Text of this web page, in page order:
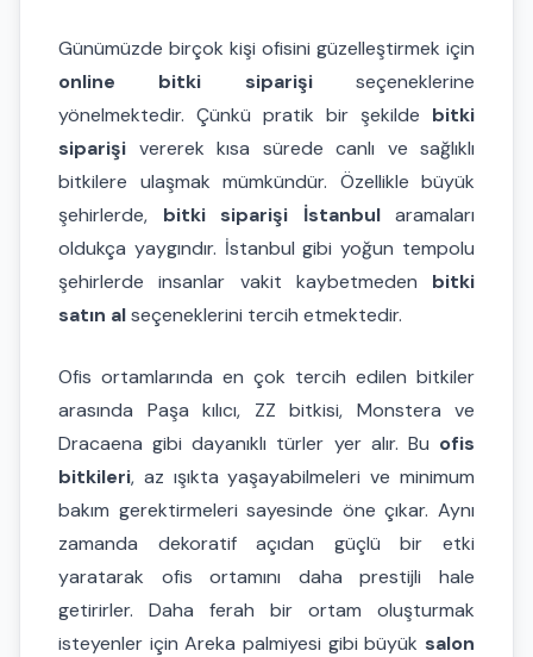
Günümüzde birçok kişi ofisini güzelleştirmek için
online bitki siparişiseçeneklerine
yönelmektedir. Çünkü pratik bir şekilde bitki
siparişi vererek kısa sürede canlı ve sağlıklı
bitkilere ulaşmak mümkündür. Özellikle büyük
şehirlerde, bitki siparişi İstanbularamaları
oldukça yaygındır. İstanbul gibi yoğun tempolu
şehirlerde insanlar vakit kaybetmeden bitki
satın alseçeneklerini tercih etmektedir.
Ofis ortamlarında en çok tercih edilen bitkiler
arasında Paşa kılıcı, ZZ bitkisi, Monstera ve
Dracaena gibi dayanıklı türler yer alır. Bu ofis
bitkileri, az ışıkta yaşayabilmeleri ve minimum
bakım gerektirmeleri sayesinde öne çıkar. Aynı
zamanda dekoratif açıdan güçlü bir etki
yaratarak ofis ortamını daha prestijli hale
getirirler. Daha ferah bir ortam oluşturmak
isteyenler için Areka palmiyesi gibi büyük salon